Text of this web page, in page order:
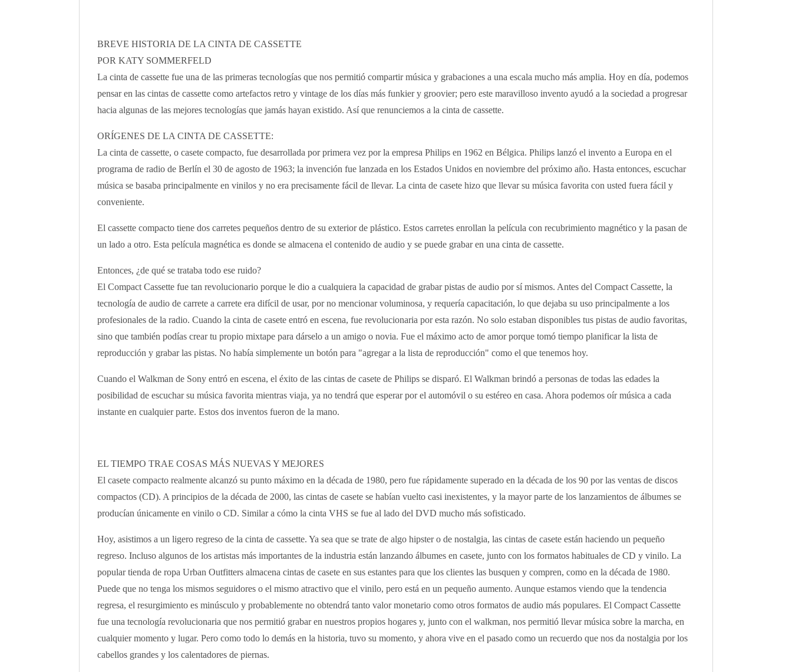
BREVE HISTORIA DE LA CINTA DE CASSETTE
POR KATY SOMMERFELD
La cinta de cassette fue una de las primeras tecnologías que nos permitió compartir música y grabaciones a una escala mucho más amplia. Hoy en día, podemos
pensar en las cintas de cassette como artefactos retro y vintage de los días más funkier y groovier; pero este maravilloso invento ayudó a la sociedad a progresar
hacia algunas de las mejores tecnologías que jamás hayan existido. Así que renunciemos a la cinta de cassette.
ORÍGENES DE LA CINTA DE CASSETTE:
La cinta de cassette, o casete compacto, fue desarrollada por primera vez por la empresa Philips en 1962 en Bélgica. Philips lanzó el invento a Europa en el
programa de radio de Berlín el 30 de agosto de 1963; la invención fue lanzada en los Estados Unidos en noviembre del próximo año. Hasta entonces, escuchar
música se basaba principalmente en vinilos y no era precisamente fácil de llevar. La cinta de casete hizo que llevar su música favorita con usted fuera fácil y
conveniente.
El cassette compacto tiene dos carretes pequeños dentro de su exterior de plástico. Estos carretes enrollan la película con recubrimiento magnético y la pasan de
un lado a otro. Esta película magnética es donde se almacena el contenido de audio y se puede grabar en una cinta de cassette.
Entonces, ¿de qué se trataba todo ese ruido?
El Compact Cassette fue tan revolucionario porque le dio a cualquiera la capacidad de grabar pistas de audio por sí mismos. Antes del Compact Cassette, la
tecnología de audio de carrete a carrete era difícil de usar, por no mencionar voluminosa, y requería capacitación, lo que dejaba su uso principalmente a los
profesionales de la radio. Cuando la cinta de casete entró en escena, fue revolucionaria por esta razón. No solo estaban disponibles tus pistas de audio favoritas,
sino que también podías crear tu propio mixtape para dárselo a un amigo o novia. Fue el máximo acto de amor porque tomó tiempo planificar la lista de
reproducción y grabar las pistas. No había simplemente un botón para "agregar a la lista de reproducción" como el que tenemos hoy.
Cuando el Walkman de Sony entró en escena, el éxito de las cintas de casete de Philips se disparó. El Walkman brindó a personas de todas las edades la
posibilidad de escuchar su música favorita mientras viaja, ya no tendrá que esperar por el automóvil o su estéreo en casa. Ahora podemos oír música a cada
instante en cualquier parte. Estos dos inventos fueron de la mano.
EL TIEMPO TRAE COSAS MÁS NUEVAS Y MEJORES
El casete compacto realmente alcanzó su punto máximo en la década de 1980, pero fue rápidamente superado en la década de los 90 por las ventas de discos
compactos (CD). A principios de la década de 2000, las cintas de casete se habían vuelto casi inexistentes, y la mayor parte de los lanzamientos de álbumes se
producían únicamente en vinilo o CD. Similar a cómo la cinta VHS se fue al lado del DVD mucho más sofisticado.
Hoy, asistimos a un ligero regreso de la cinta de cassette. Ya sea que se trate de algo hipster o de nostalgia, las cintas de casete están haciendo un pequeño
regreso. Incluso algunos de los artistas más importantes de la industria están lanzando álbumes en casete, junto con los formatos habituales de CD y vinilo. La
popular tienda de ropa Urban Outfitters almacena cintas de casete en sus estantes para que los clientes las busquen y compren, como en la década de 1980.
Puede que no tenga los mismos seguidores o el mismo atractivo que el vinilo, pero está en un pequeño aumento. Aunque estamos viendo que la tendencia
regresa, el resurgimiento es minúsculo y probablemente no obtendrá tanto valor monetario como otros formatos de audio más populares. El Compact Cassette
fue una tecnología revolucionaria que nos permitió grabar en nuestros propios hogares y, junto con el walkman, nos permitió llevar música sobre la marcha, en
cualquier momento y lugar. Pero como todo lo demás en la historia, tuvo su momento, y ahora vive en el pasado como un recuerdo que nos da nostalgia por los
cabellos grandes y los calentadores de piernas.